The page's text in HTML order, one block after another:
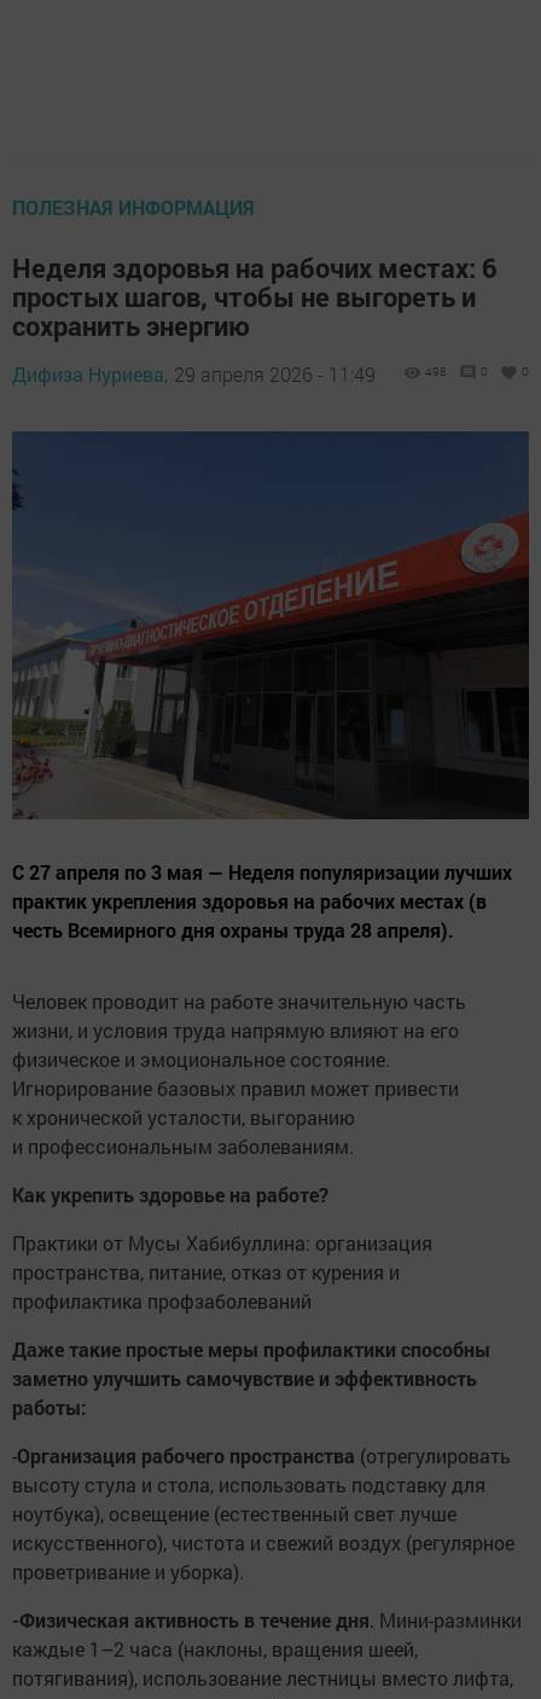
ПОЛЕЗНАЯ ИНФОРМАЦИЯ
Неделя здоровья на рабочих местах: 6
простых шагов, чтобы не выгореть и
сохранить энергию
Дифиза Нуриева, 29 апреля 2026 - 11:49 498 0 0
С 27 апреля по 3 мая — Неделя популяризации лучших
практик укрепления здоровья на рабочих местах (в
честь Всемирного дня охраны труда 28 апреля).
Человек проводит на работе значительную часть
жизни, и условия труда напрямую влияют на его
физическое и эмоциональное состояние.
Игнорирование базовых правил может привести
к хронической усталости, выгоранию
и профессиональным заболеваниям.
Как укрепить здоровье на работе?
Практики от Мусы Хабибуллина: организация
пространства, питание, отказ от курения и
профилактика профзаболеваний
Даже такие простые меры профилактики способны
заметно улучшить самочувствие и эффективность
работы:
-Организация рабочего пространства (отрегулировать
высоту стула и стола, использовать подставку для
ноутбука), освещение (естественный свет лучше
искусственного), чистота и свежий воздух (регулярное
проветривание и уборка).
-Физическая активность в течение дня. Мини-разминки
каждые 1–2 часа (наклоны, вращения шеей,
потягивания), использование лестницы вместо лифта,